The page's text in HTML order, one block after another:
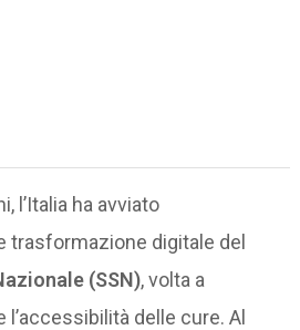
l’Italia ha avviato
trasformazione digitale del
(SSN), volta a
l’accessibilità delle cure. Al